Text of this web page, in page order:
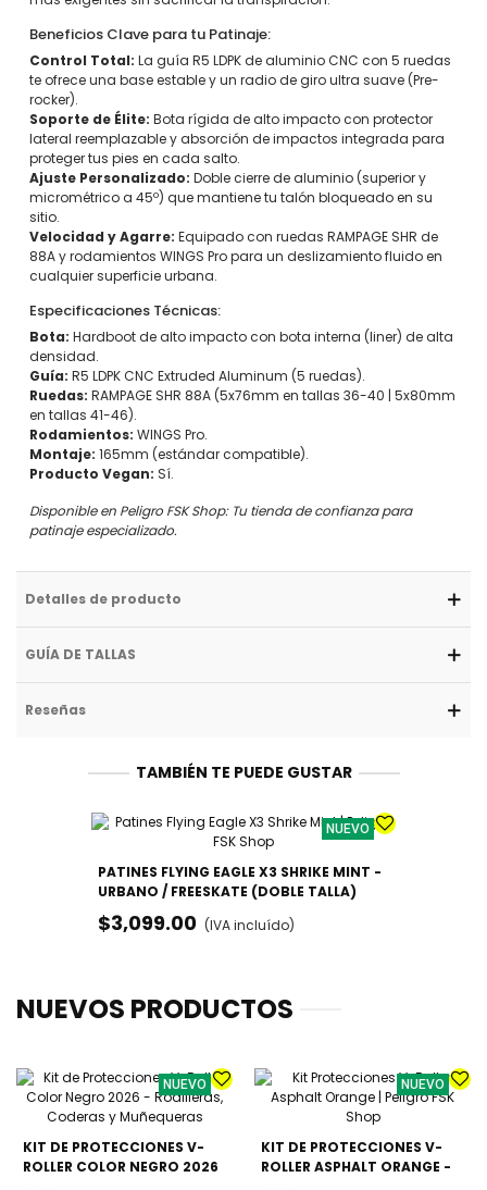
Beneficios Clave para tu Patinaje:
Control Total: La guía R5 LDPK de aluminio CNC con 5 ruedas
te ofrece una base estable y un radio de giro ultra suave (Pre-
rocker).
Soporte de Élite: Bota rígida de alto impacto con protector
lateral reemplazable y absorción de impactos integrada para
proteger tus pies en cada salto.
Ajuste Personalizado: Doble cierre de aluminio (superior y
micrométrico a 45º) que mantiene tu talón bloqueado en su
sitio.
Velocidad y Agarre: Equipado con ruedas RAMPAGE SHR de
88A y rodamientos WINGS Pro para un deslizamiento fluido en
cualquier superficie urbana.
Especificaciones Técnicas:
Bota: Hardboot de alto impacto con bota interna (liner) de alta
densidad.
Guía: R5 LDPK CNC Extruded Aluminum (5 ruedas).
Ruedas: RAMPAGE SHR 88A (5x76mm en tallas 36-40 | 5x80mm
en tallas 41-46).
Rodamientos: WINGS Pro.
Montaje: 165mm (estándar compatible).
Producto Vegan: Sí.
Disponible en Peligro FSK Shop: Tu tienda de confianza para
patinaje especializado.
Detalles de producto
GUÍA DE TALLAS
Reseñas
TAMBIÉN TE PUEDE GUSTAR
NUEVO
PATINES FLYING EAGLE X3 SHRIKE MINT -
URBANO / FREESKATE (DOBLE TALLA)
$3,099.00 (IVA incluído)
NUEVOS PRODUCTOS
NUEVO
KIT DE PROTECCIONES V-
ROLLER COLOR NEGRO 2026
- RODILLERAS, CODERAS Y
NUEVO
KIT DE PROTECCIONES V-
ROLLER ASPHALT ORANGE -
RODILLERAS, CODERAS Y